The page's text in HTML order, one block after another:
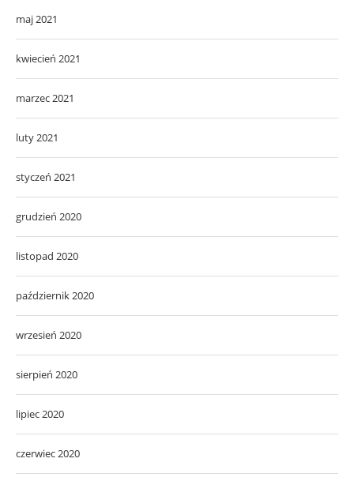
maj 2021
kwiecień 2021
marzec 2021
luty 2021
styczeń 2021
grudzień 2020
listopad 2020
październik 2020
wrzesień 2020
sierpień 2020
lipiec 2020
czerwiec 2020